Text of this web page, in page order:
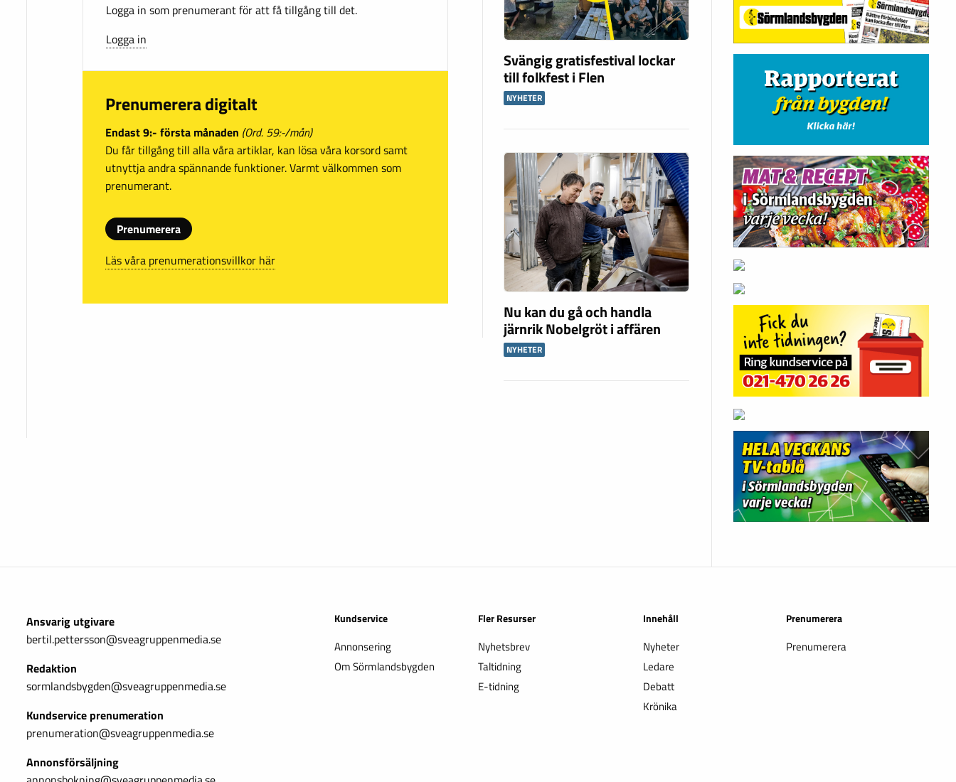
Logga in som prenumerant för att få tillgång till det.
Logga in
Prenumerera digitalt
Endast 9:- första månaden (Ord. 59:-/mån)
Du får tillgång till alla våra artiklar, kan lösa våra korsord samt
utnyttja andra spännande funktioner. Varmt välkommen som
prenumerant.
Prenumerera
Läs våra prenumerationsvillkor här
Svängig gratisfestival lockar
till folkfest i Flen
NYHETER
Nu kan du gå och handla
järnrik Nobelgröt i affären
NYHETER
Ansvarig utgivare
bertil.pettersson@sveagruppenmedia.se
Redaktion
sormlandsbygden@sveagruppenmedia.se
Kundservice prenumeration
prenumeration@sveagruppenmedia.se
Annonsförsäljning
Kundservice
Annonsering
Om Sörmlandsbygden
Fler Resurser
Nyhetsbrev
Taltidning
E-tidning
Innehåll
Nyheter
Ledare
Debatt
Krönika
Prenumerera
Prenumerera